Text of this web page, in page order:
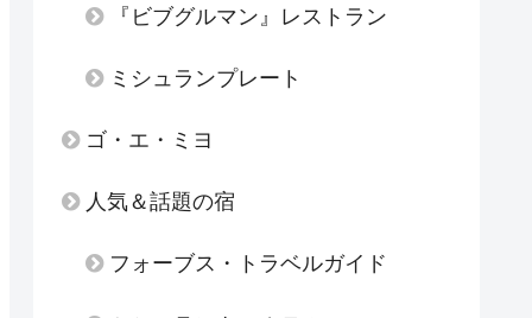
『ビブグルマン』レストラン
ミシュランプレート
ゴ・エ・ミヨ
人気＆話題の宿
フォーブス・トラベルガイド